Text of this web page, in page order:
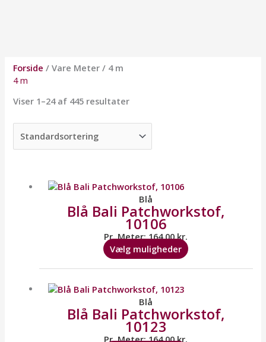
Forside / Vare Meter / 4 m
4 m
Viser 1–24 af 445 resultater
Blå
Blå Bali Patchworkstof,
10106
Pr. Meter:164,00kr.
Vælg muligheder
flere
varianter.
kan
på
Blå
Blå Bali Patchworkstof,
10123
Pr. Meter:164,00kr.
flere
varianter.